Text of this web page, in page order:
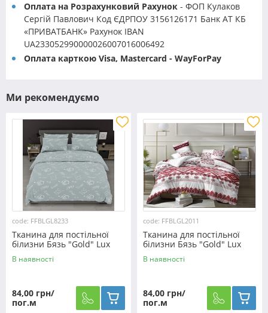
Оплата на Розрахунковий Рахунок - ФОП Кулаков
Сергій Павлович Код ЄДРПОУ 3156126171 Банк АТ КБ
«ПРИВАТБАНК» Рахунок IBAN
UA233052990000026007016006492
Оплата карткою Visa, Mastercard - WayForPay
Ми рекомендуємо
code: FFBLGL8233
Тканина для постільної
білизни Бязь "Gold" Lux
GL8233
В наявності
84,00 грн/
пог.м
code: FFBLGL2011
Тканина для постільної
білизни Бязь "Gold" Lux
"Український орнамент"
GL2011
В наявності
84,00 грн/
пог.м